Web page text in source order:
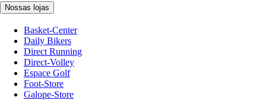
Nossas lojas
Basket-Center
Daily Bikers
Direct Running
Direct-Volley
Espace Golf
Foot-Store
Galope-Store